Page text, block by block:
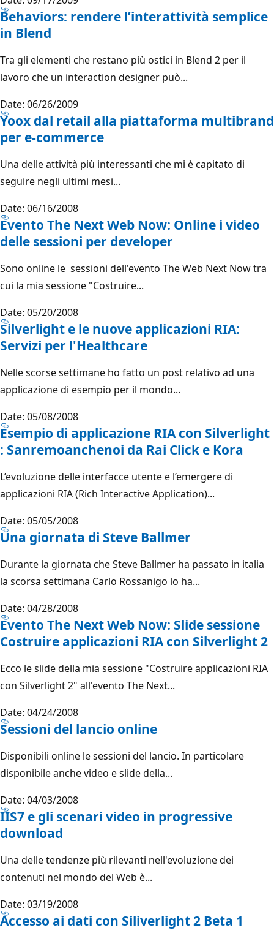
Behaviors: rendere l’interattività semplice
in Blend
Tra gli elementi che restano più ostici in Blend 2 per il
lavoro che un interaction designer può...
Date: 06/26/2009
Yoox dal retail alla piattaforma multibrand
per e-commerce
Una delle attività più interessanti che mi è capitato di
seguire negli ultimi mesi...
Date: 06/16/2008
Evento The Next Web Now: Online i video
delle sessioni per developer
Sono online le sessioni dell'evento The Web Next Now tra
cui la mia sessione "Costruire...
Date: 05/20/2008
Silverlight e le nuove applicazioni RIA:
Servizi per l'Healthcare
Nelle scorse settimane ho fatto un post relativo ad una
applicazione di esempio per il mondo...
Date: 05/08/2008
Esempio di applicazione RIA con Silverlight
: Sanremoanchenoi da Rai Click e Kora
L’evoluzione delle interfacce utente e l’emergere di
applicazioni RIA (Rich Interactive Application)...
Date: 05/05/2008
Una giornata di Steve Ballmer
Durante la giornata che Steve Ballmer ha passato in italia
la scorsa settimana Carlo Rossanigo lo ha...
Date: 04/28/2008
Evento The Next Web Now: Slide sessione
Costruire applicazioni RIA con Silverlight 2
Ecco le slide della mia sessione "Costruire applicazioni RIA
con Silverlight 2" all'evento The Next...
Date: 04/24/2008
Sessioni del lancio online
Disponibili online le sessioni del lancio. In particolare
disponibile anche video e slide della...
Date: 04/03/2008
IIS7 e gli scenari video in progressive
download
Una delle tendenze più rilevanti nell'evoluzione dei
contenuti nel mondo del Web è...
Date: 03/19/2008
Accesso ai dati con Siliverlight 2 Beta 1